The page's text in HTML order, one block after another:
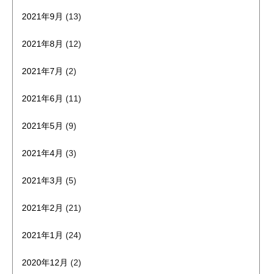
2021年9月 (13)
2021年8月 (12)
2021年7月 (2)
2021年6月 (11)
2021年5月 (9)
2021年4月 (3)
2021年3月 (5)
2021年2月 (21)
2021年1月 (24)
2020年12月 (2)